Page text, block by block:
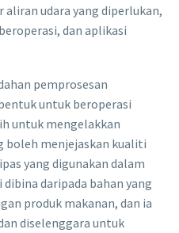
udara yang diperlukan,
dan aplikasi
pemprosesan
untuk beroperasi
untuk mengelakkan
boleh menjejaskan kualiti
yang digunakan dalam
daripada bahan yang
produk makanan, dan ia
diselenggara untuk